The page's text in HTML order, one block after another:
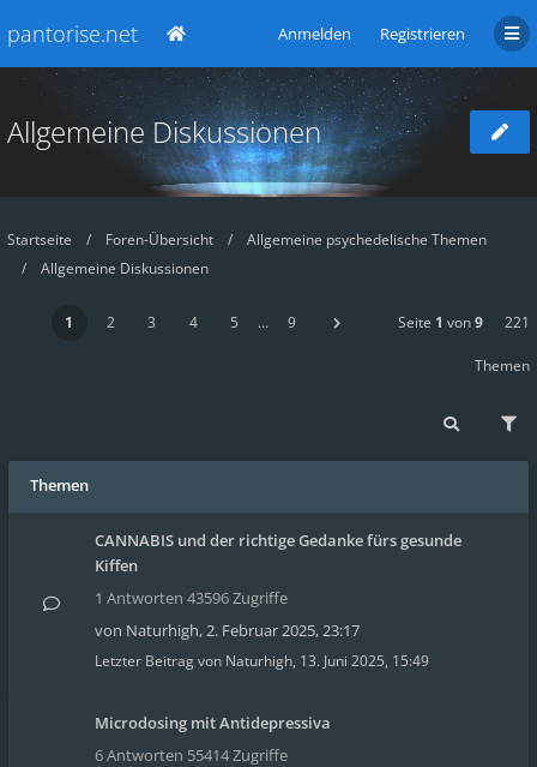
pantorise.net Anmelden Registrieren
Allgemeine Diskussionen
Startseite Foren-Übersicht
Allgemeine psychedelische Themen
Allgemeine Diskussionen
1 2 3 4 5 … 9 Seite 1 von9 221
Themen
Themen
CANNABIS und der richtige Gedanke fürs gesunde
Kiffen
1 Antworten 43596 Zugriffe
von Naturhigh,2. Februar 2025, 23:17
Letzter Beitrag von Naturhigh, 13. Juni 2025, 15:49
Microdosing mit Antidepressiva
6 Antworten 55414 Zugriffe